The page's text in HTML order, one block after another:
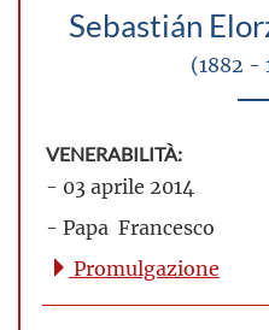
Sebastián
(1882 -
VENERABILITÀ:
- 03 aprile 2014
- Papa Francesco
Promulgazione